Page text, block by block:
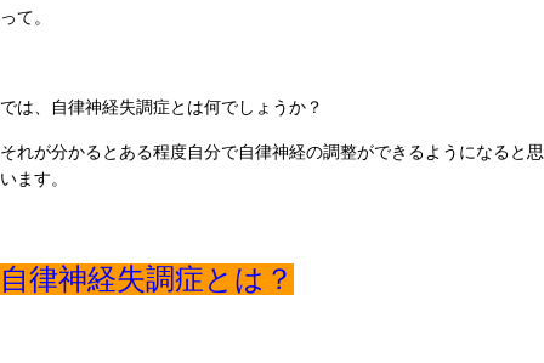
って。
では、自律神経失調症とは何でしょうか？
それが分かるとある程度自分で自律神経の調整ができるようになると思
います。
自律神経失調症とは？